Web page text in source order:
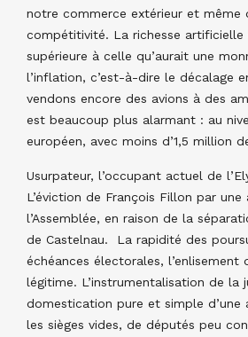
notre commerce extérieur et
compétitivité. La richesse artificielle
supérieure à celle qu’aurait une
l’inflation, c’est-à-dire le décalage
vendons encore des avions à des
est beaucoup plus alarmant : au
européen, avec moins d’1,5 million
Usurpateur, l’occupant actuel de
L’éviction de François Fillon par
l’Assemblée, en raison de la
de Castelnau. La rapidité des
échéances électorales,
légitime. L’instrumentalisation de la
domestication pure et simple d’une
les sièges vides, de députés peu